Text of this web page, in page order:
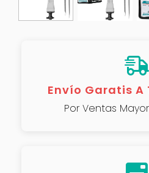
Envío Garatis A
Por Ventas